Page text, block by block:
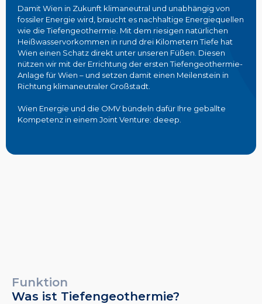
Damit Wien in Zukunft klimaneutral und unabhängig von
fossiler Energie wird, braucht es nachhaltige Energiequellen
wie die Tiefengeothermie. Mit dem riesigen natürlichen
Heißwasservorkommen in rund drei Kilometern Tiefe hat
Wien einen Schatz direkt unter unseren Füßen. Diesen
nützen wir mit der Errichtung der ersten Tiefengeothermie-
Anlage für Wien – und setzen damit einen Meilenstein in
Richtung klimaneutraler Großstadt.
Wien Energie und die OMV bündeln dafür Ihre geballte
Kompetenz in einem Joint Venture: deeep.
Funktion
Was ist Tiefengeothermie?